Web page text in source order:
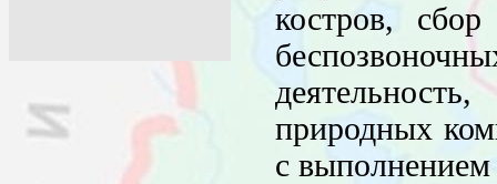
костров,
природных
с выполнением